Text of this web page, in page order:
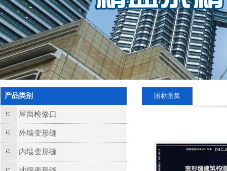
产品类别
屋面检修口
外墙变形缝
内墙变形缝
国标图集